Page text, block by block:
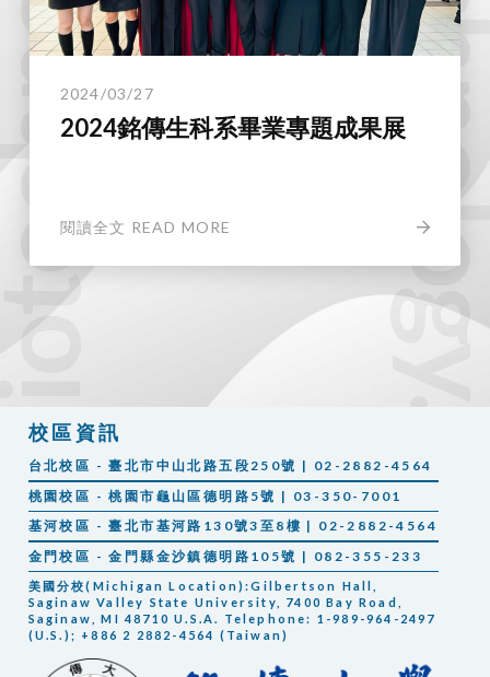
2024/03/27
2024銘傳生科系畢業專題成果展
閱讀全文 READ MORE
校區資訊
台北校區 - 臺北市中山北路五段250號 | 02-2882-4564
桃園校區 - 桃園市龜山區德明路5號 | 03-350-7001
基河校區 - 臺北市基河路130號3至8樓 | 02-2882-4564
金門校區 - 金門縣金沙鎮德明路105號 | 082-355-233
美國分校(Michigan Location):Gilbertson Hall,
Saginaw Valley State University, 7400 Bay Road,
Saginaw, MI 48710 U.S.A. Telephone: 1-989-964-2497
(U.S.); +886 2 2882-4564 (Taiwan)